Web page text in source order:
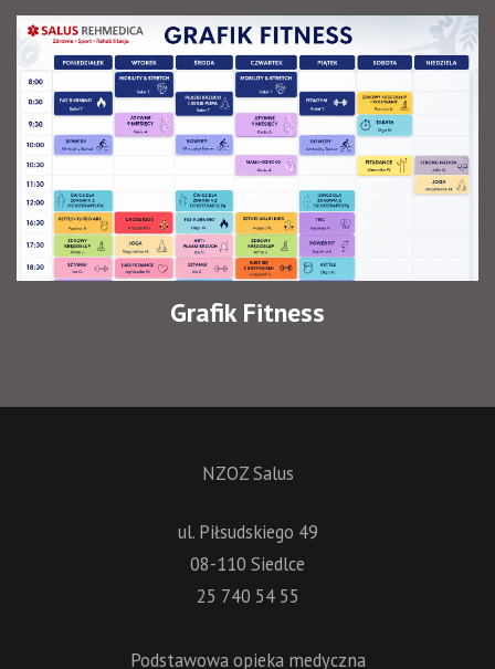
Grafik Fitness
NZOZ Salus
ul. Piłsudskiego 49
08-110 Siedlce
25 740 54 55
Podstawowa opieka medyczna